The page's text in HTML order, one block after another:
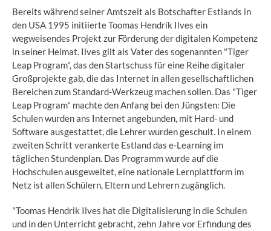
Bereits während seiner Amtszeit als Botschafter Estlands in
den USA 1995 initiierte Toomas Hendrik Ilves ein
wegweisendes Projekt zur Förderung der digitalen Kompetenz
in seiner Heimat. Ilves gilt als Vater des sogenannten "Tiger
Leap Program", das den Startschuss für eine Reihe digitaler
Großprojekte gab, die das Internet in allen gesellschaftlichen
Bereichen zum Standard-Werkzeug machen sollen. Das "Tiger
Leap Program" machte den Anfang bei den Jüngsten: Die
Schulen wurden ans Internet angebunden, mit Hard- und
Software ausgestattet, die Lehrer wurden geschult. In einem
zweiten Schritt verankerte Estland das e-Learning im
täglichen Stundenplan. Das Programm wurde auf die
Hochschulen ausgeweitet, eine nationale Lernplattform im
Netz ist allen Schülern, Eltern und Lehrern zugänglich.
"Toomas Hendrik Ilves hat die Digitalisierung in die Schulen
und in den Unterricht gebracht, zehn Jahre vor Erfindung des